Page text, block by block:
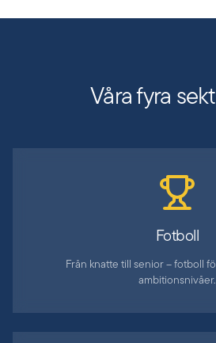
Våra fyra
Fotboll
Från knatte till senior – fotboll
ambitionsnivåer.